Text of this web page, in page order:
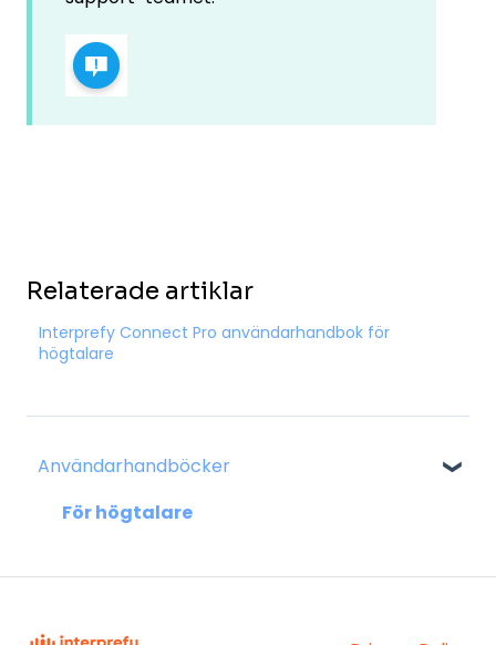
Användarhandböcker
För högtalare
Relaterade artiklar
Interprefy Connect Pro användarhandbok för
högtalare